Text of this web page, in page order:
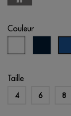
Couleur
marine
Taille
4 6 8